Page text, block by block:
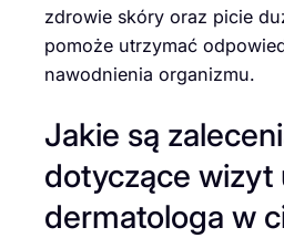
zdrowie skóry oraz picie
pomoże utrzymać
nawodnienia organizmu.
Jakie są
dotyczące wizyt
dermatologa w